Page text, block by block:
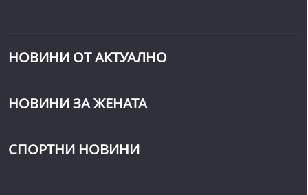
НОВИНИ ОТ АКТУАЛНО
НОВИНИ ЗА ЖЕНАТА
СПОРТНИ НОВИНИ